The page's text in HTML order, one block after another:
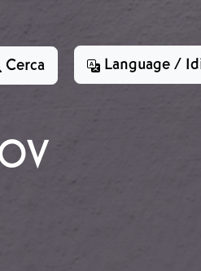
Cerca Language /